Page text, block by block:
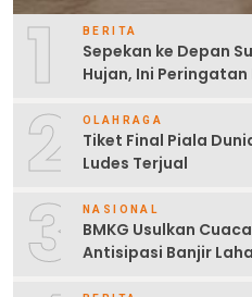
1 BERITA
Sepekan ke Depan
Hujan, Ini Peringatan
2 OLAHRAGA
Tiket Final Piala
Ludes Terjual
3 NASIONAL
BMKG Usulkan
Antisipasi Banjir